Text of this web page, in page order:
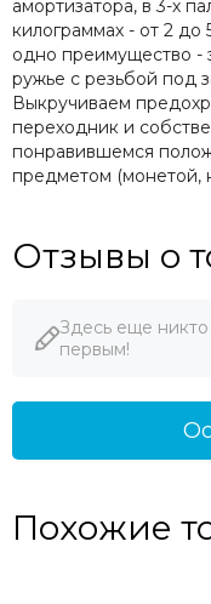
амортизатора, в 3-х
килограммах - от 2 до
одно преимущество -
ружье с резьбой под
Выкручиваем
переходник и
понравившемся
предметом (монетой,
Отзывы о
Здесь еще никто
первым!
Похожие